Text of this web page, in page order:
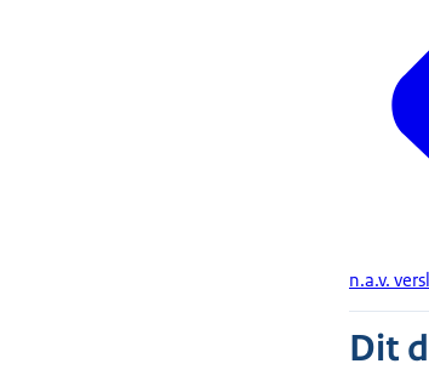
n.a.v.
Dit